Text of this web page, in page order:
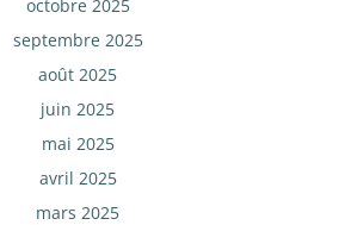
octobre 2025
septembre 2025
août 2025
juin 2025
mai 2025
avril 2025
mars 2025